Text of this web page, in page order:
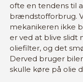
ofte en tendens til
brændstofforbrug.
mekanikeren ikke
er ved at blive slidt
oliefilter, og det
Derved bruger
skulle køre på olie